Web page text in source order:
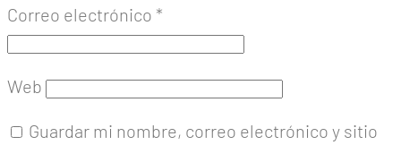
Correo electrónico *
Web
Guardar mi nombre, correo electrónico y sitio